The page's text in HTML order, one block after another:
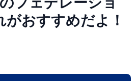
がおすすめだよ！